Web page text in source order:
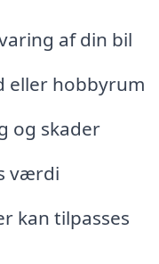
af din bil
eller hobbyrum
og skader
værdi
kan tilpasses